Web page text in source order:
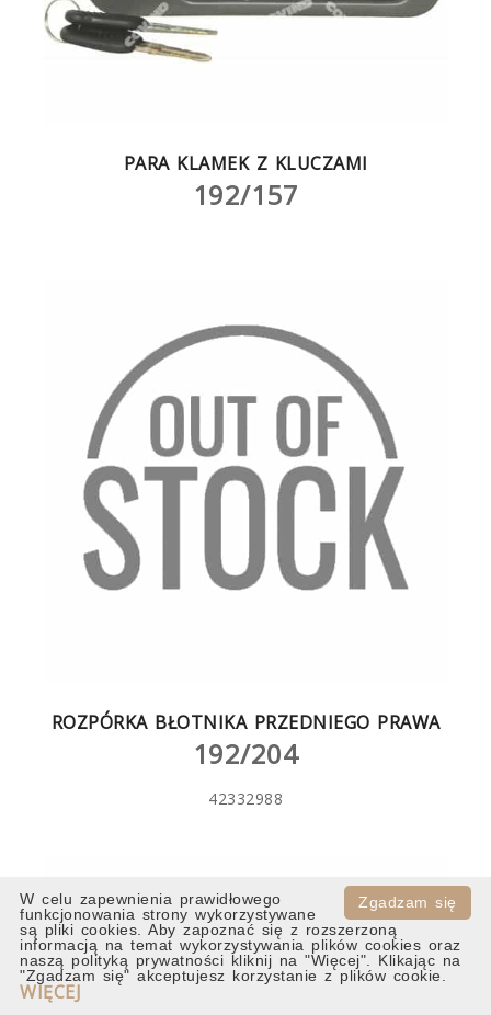
PARA KLAMEK Z KLUCZAMI
192/157
ROZPÓRKA BŁOTNIKA PRZEDNIEGO PRAWA
192/204
42332988
Zgadzam się
W celu zapewnienia prawidłowego
funkcjonowania strony wykorzystywane
są pliki cookies. Aby zapoznać się z rozszerzoną
informacją na temat wykorzystywania plików cookies oraz
naszą polityką prywatności kliknij na "Więcej". Klikając na
"Zgadzam się" akceptujesz korzystanie z plików cookie.
WIĘCEJ